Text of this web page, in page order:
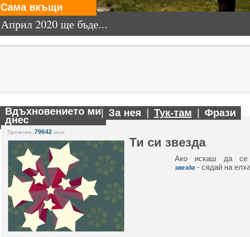
Сама вкъщи
Април 2020 ще бъде...
Вдъхновението ми
днес
За нея Тук-там Фрази
Прочетен: 79642 пъти
Ти си звезда
Ако искаш да се
звезда - сядай на